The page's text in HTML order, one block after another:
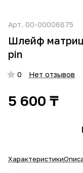
Арт. 00-00006875
Шлейф
pin
0 Нет отзывов
5 600 ₸
Характеристики